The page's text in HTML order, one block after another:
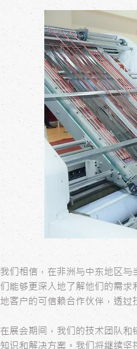
我们相信，在非洲与中东地区
们能够更深入地了解他们的需
地客户的可信赖合作伙伴，透过
在展会期间，我们的技术团队
知识和解决方案。我们将继续